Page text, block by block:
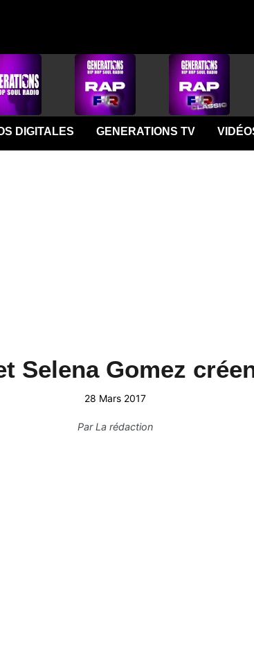
DIGITALES GENERATIONS TV
Selena Gomez
28 Mars 2017
ParLa rédaction